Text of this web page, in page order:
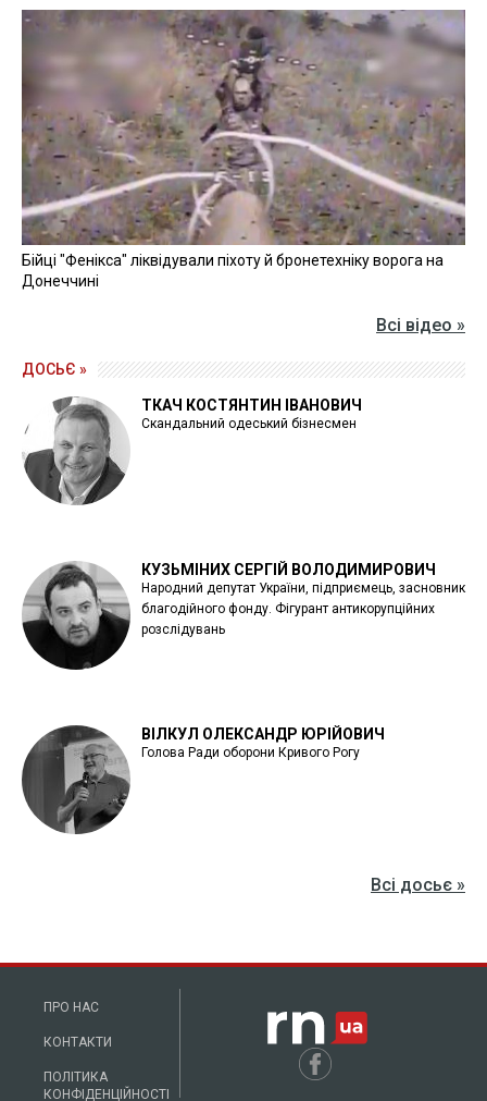
Бійці "Фенікса" ліквідували піхоту й бронетехніку ворога на
Донеччині
Всі відео »
ДОСЬЄ »
ТКАЧ КОСТЯНТИН ІВАНОВИЧ
Скандальний одеський бізнесмен
КУЗЬМІНИХ СЕРГІЙ ВОЛОДИМИРОВИЧ
Народний депутат України, підприємець, засновник
благодійного фонду. Фігурант антикорупційних
розслідувань
ВІЛКУЛ ОЛЕКСАНДР ЮРІЙОВИЧ
Голова Ради оборони Кривого Рогу
Всі досьє »
ПРО НАС
КОНТАКТИ
ПОЛІТИКА
КОНФІДЕНЦІЙНОСТІ